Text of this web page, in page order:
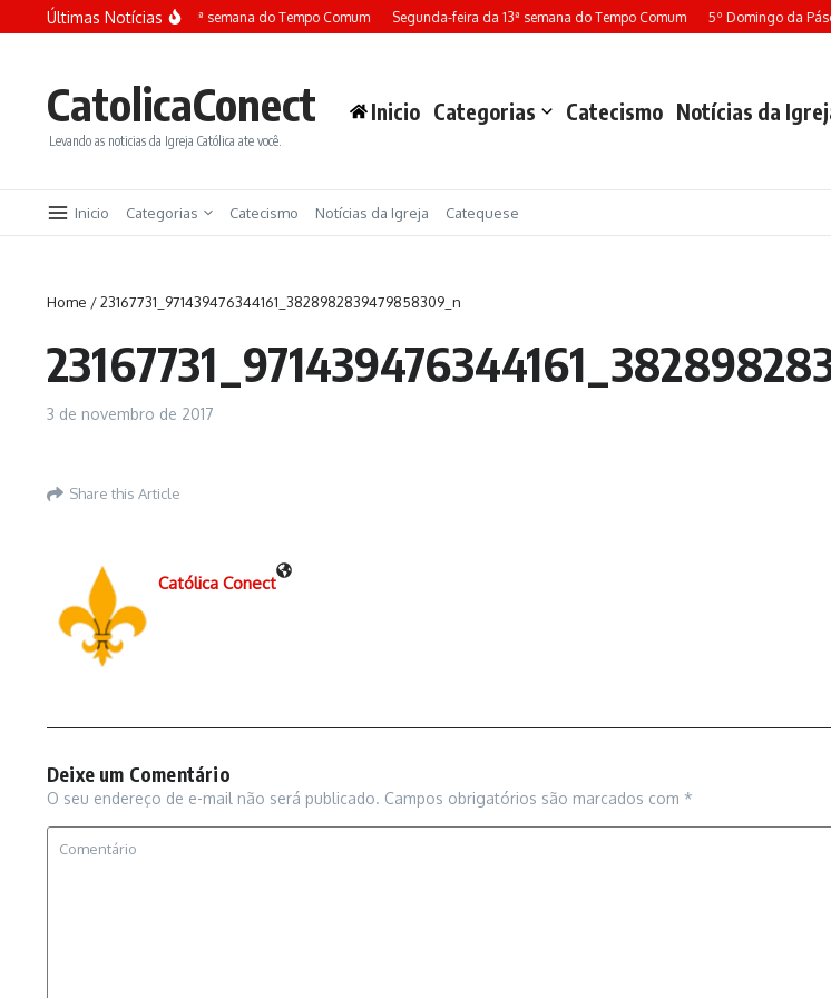
Ir para o conteúdo
Últimas Notícias
Terça-feira da 13ª semana do Tempo Comum Segunda-feira da 13ª semana do Tempo Comum 5º Domingo da
CatolicaConect
Levando as noticias da Igreja Católica ate você.
Inicio Categorias Catecismo Notícias da
Inicio Categorias Catecismo Notícias da Igreja Catequese
Home /23167731_971439476344161_3828982839479858309_n
3 de novembro de 2017
Share this Article
Católica Conect
Deixe um Comentário
O seu endereço de e-mail não será publicado. Campos obrigatórios são marcados com *